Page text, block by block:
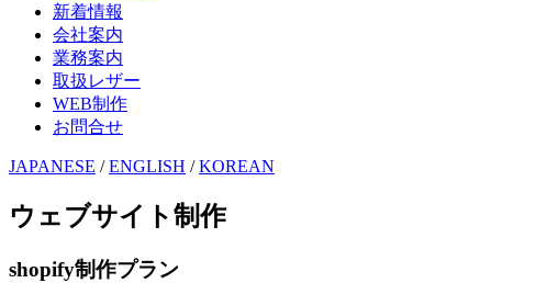
新着情報
会社案内
業務案内
取扱レザー
WEB制作
お問合せ
JAPANESE /ENGLISH /KOREAN
ウェブサイト制作
shopify制作プラン